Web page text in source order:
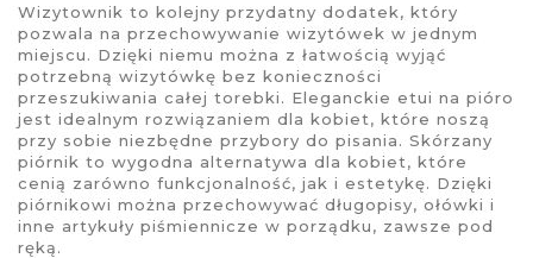
Wizytownik to kolejny przydatny dodatek, który
pozwala na przechowywanie wizytówek w jednym
miejscu. Dzięki niemu można z łatwością wyjąć
potrzebną wizytówkę bez konieczności
przeszukiwania całej torebki. Eleganckie etui na pióro
jest idealnym rozwiązaniem dla kobiet, które noszą
przy sobie niezbędne przybory do pisania. Skórzany
piórnik to wygodna alternatywa dla kobiet, które
cenią zarówno funkcjonalność, jak i estetykę. Dzięki
piórnikowi można przechowywać długopisy, ołówki i
inne artykuły piśmiennicze w porządku, zawsze pod
ręką.